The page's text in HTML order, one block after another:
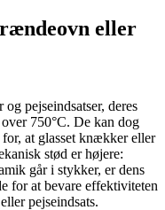
eller
pejseindsatser, deres
750°C. De kan dog
at glasset knækker eller
stød er højere:
går i stykker, er dens
for at bevare effektiviteten
pejseindsats.